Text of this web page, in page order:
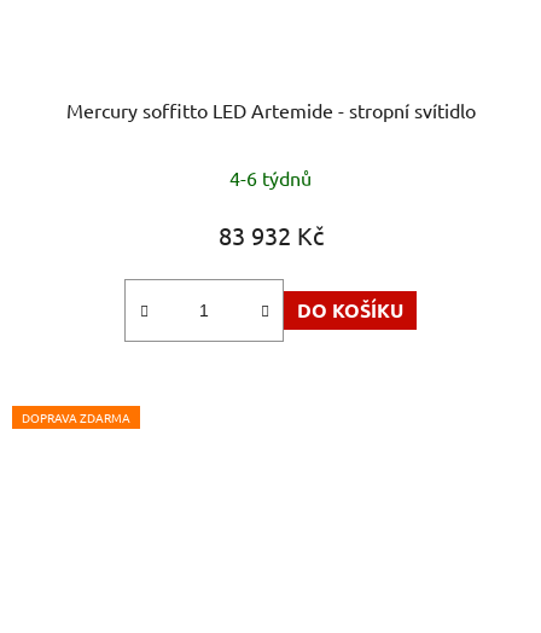
Mercury soffitto LED Artemide - stropní svítidlo
4-6 týdnů
83 932 Kč
DO KOŠÍKU
DOPRAVA ZDARMA